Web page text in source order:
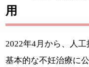
用
2022年4月から、人
基本的な不妊治療に